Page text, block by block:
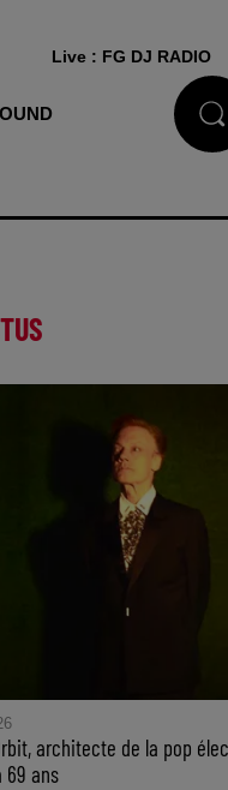
Live : FG DJ RADIO
architecte de la pop
69 ans